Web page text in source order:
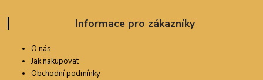
Informace pro zákazníky
O nás
Jak nakupovat
Obchodní podmínky